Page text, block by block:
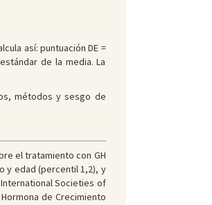
así: puntuación DE =
de la media. La
métodos y sesgo de
el tratamiento con GH
y edad (percentil 1,2), y
Societies of
de Crecimiento